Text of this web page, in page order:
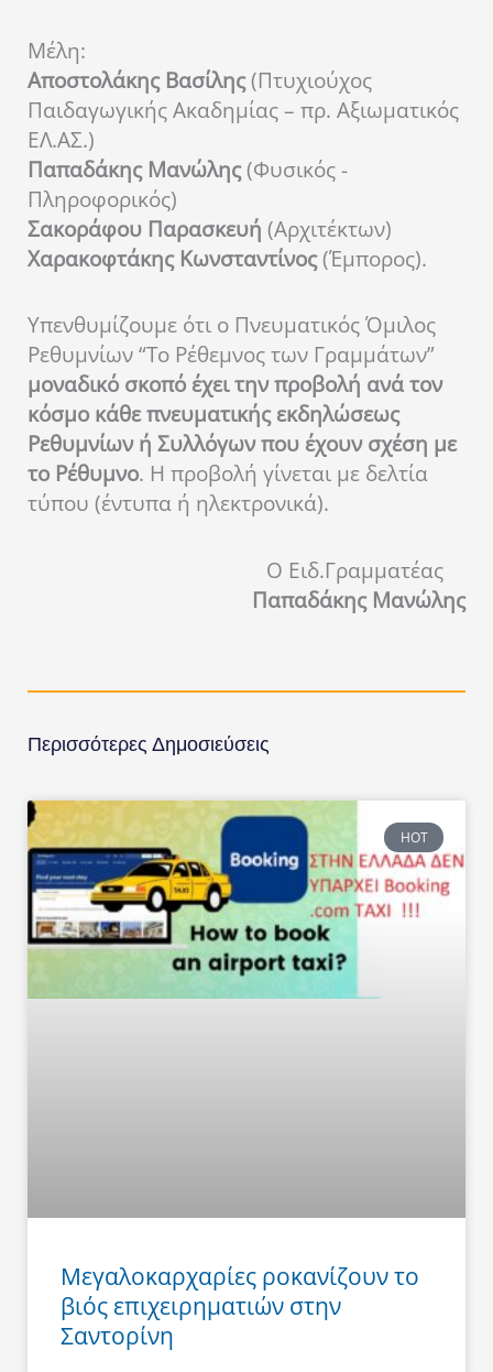
Μέλη:
Αποστολάκης Βασίλης(Πτυχιούχος
Παιδαγωγικής Ακαδημίας – πρ. Αξιωματικός
ΕΛ.ΑΣ.)
Παπαδάκης Μανώλης(Φυσικός -
Πληροφορικός)
Σακοράφου Παρασκευή (Αρχιτέκτων)
Χαρακοφτάκης Κωνσταντίνος(Έμπορος).
Υπενθυμίζουμε ότι ο Πνευματικός Όμιλος
Ρεθυμνίων “Το Ρέθεμνος των Γραμμάτων”
μοναδικό σκοπό έχει την προβολή ανά τον
κόσμο κάθε πνευματικής εκδηλώσεως
Ρεθυμνίων ή Συλλόγων που έχουν σχέση με
το Ρέθυμνο. Η προβολή γίνεται με δελτία
τύπου (έντυπα ή ηλεκτρονικά).
Ο Ειδ.Γραμματέας
Παπαδάκης Μανώλης
Περισσότερες Δημοσιεύσεις
HOT
Μεγαλοκαρχαρίες ροκανίζουν το
βιός επιχειρηματιών στην
Σαντορίνη